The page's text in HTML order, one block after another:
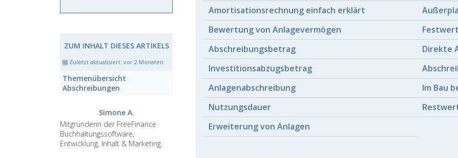
ZUM INHALT DIESES ARTIKELS
Zuletzt aktualisiert: vor 2 Monaten
Themenübersicht
Abschreibungen
Simone A.
Mitgründerin der FreeFinance
Buchhaltungssoftware,
Entwicklung, Inhalt & Marketing
Amortisationsrechnung einfach erklärt
Bewertung von Anlagevermögen
Abschreibungsbetrag
Direkte
Investitionsabzugsbetrag
Anlagenabschreibung
Im Bau
Nutzungsdauer
Erweiterung von Anlagen